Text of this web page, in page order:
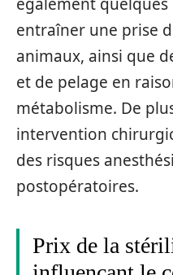
entraîner une prise
animaux, ainsi que
et de pelage en
métabolisme. De
intervention
des risques
postopératoires.
Prix de la